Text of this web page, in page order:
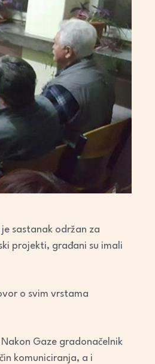
sastanak održan za
projekti, građani su imali
o svim vrstama
Gaze gradonačelnik
komuniciranja, a i